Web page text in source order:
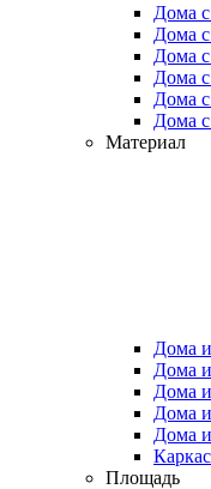
Дома
Дома
Дома
Дома
Дома
Дома
Материал
Дома
Дома
Дома
Дома
Дома
Площадь